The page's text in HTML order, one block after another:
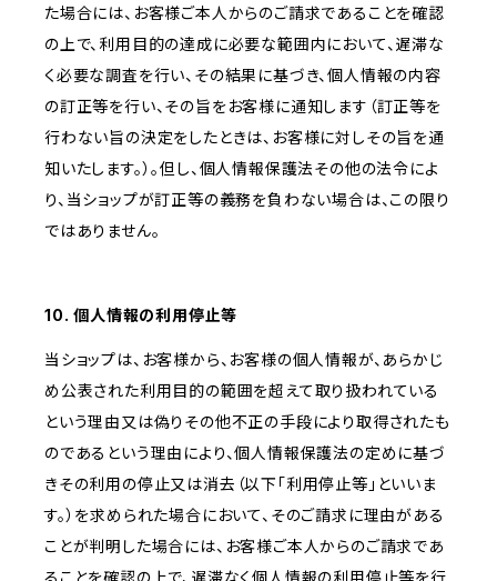
た場合には、お客様ご本人からのご請求であることを確認
の上で、利用目的の達成に必要な範囲内において、遅滞な
く必要な調査を行い、その結果に基づき、個人情報の内容
の訂正等を行い、その旨をお客様に通知します（訂正等を
行わない旨の決定をしたときは、お客様に対しその旨を通
知いたします。）。但し、個人情報保護法その他の法令によ
り、当ショップが訂正等の義務を負わない場合は、この限り
ではありません。
10. 個人情報の利用停止等
当ショップは、お客様から、お客様の個人情報が、あらかじ
め公表された利用目的の範囲を超えて取り扱われている
という理由又は偽りその他不正の手段により取得されたも
のであるという理由により、個人情報保護法の定めに基づ
きその利用の停止又は消去（以下「利用停止等」といいま
す。）を求められた場合において、そのご請求に理由がある
ことが判明した場合には、お客様ご本人からのご請求であ